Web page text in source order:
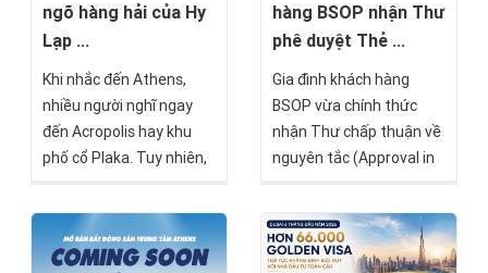
ngõ hàng hải của Hy
Lạp ...
Khi nhắc đến Athens,
nhiều người nghĩ ngay
đến Acropolis hay khu
phố cổ Plaka. Tuy nhiên,
thành phố khoảng 20–30
phút di chuyển là Piraeus
– cảng biển lớn nhất Hy
hàng BSOP nhận Thư
phê duyệt Thẻ ...
Gia đình khách hàng
BSOP vừa chính thức
nhận Thư chấp thuận về
nguyên tắc (Approval in
Malta theo chương trình
Malta Permanent
Residence Programme